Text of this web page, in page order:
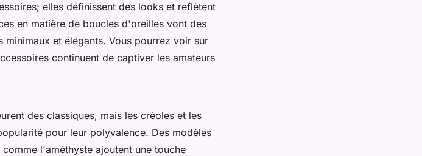
elles définissent des looks et reflètent
en matière de boucles d'oreilles vont des
et élégants. Vous pourrez voir sur
continuent de captiver les amateurs
des classiques, mais les créoles et les
pour leur polyvalence. Des modèles
l'améthyste ajoutent une touche